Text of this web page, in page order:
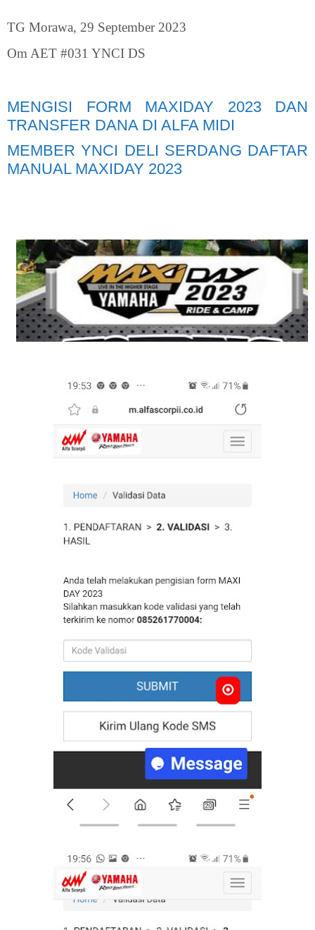
TG Morawa, 29 September 2023
Om AET #031 YNCI DS
MENGISI FORM MAXIDAY 2023 DAN
TRANSFER DANA DI ALFA MIDI
MEMBER YNCI DELI SERDANG DAFTAR
MANUAL MAXIDAY 2023